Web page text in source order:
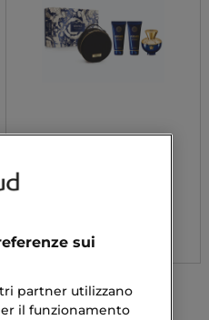
sui
partner utilizzano
il funzionamento